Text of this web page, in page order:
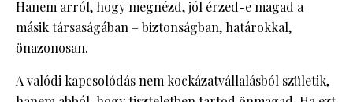
Hanem arról, hogy megnézd, jól érzed-e magad a
másik társaságában – biztonságban, határokkal,
önazonosan.
A valódi kapcsolódás nem kockázatvállalásból születik,